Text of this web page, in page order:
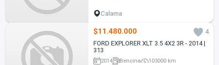
Calama
$11.480.000
4
FORD EXPLORER XLT 3.5 4X2 3R - 2014 |
313
2014 Bencina 103000 km